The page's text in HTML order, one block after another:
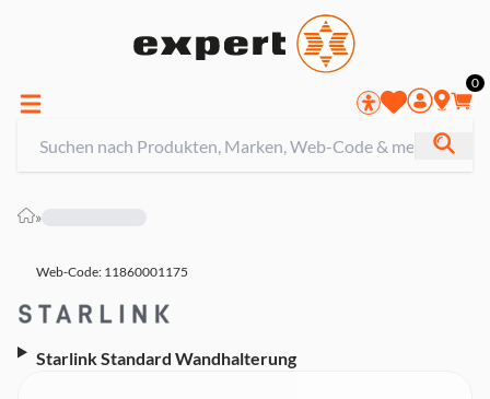
0
»
Web-Code: 11860001175
Starlink Standard Wandhalterung